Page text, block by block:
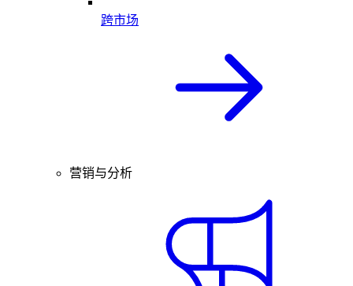
跨市场
营销与分析